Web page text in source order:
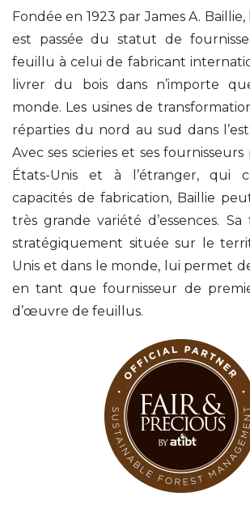
Fondée en 1923 par James A.
est passée du statut de
feuillu à celui de fabricant
livrer du bois dans n’importe
monde. Les usines de
réparties du nord au sud dans l’est
Avec ses scieries et ses
États-Unis et à l’étranger, qui
capacités de fabrication, Baillie
très grande variété d’essences.
stratégiquement située sur le
Unis et dans le monde, lui permet
en tant que fournisseur de
d’œuvre de feuillus.